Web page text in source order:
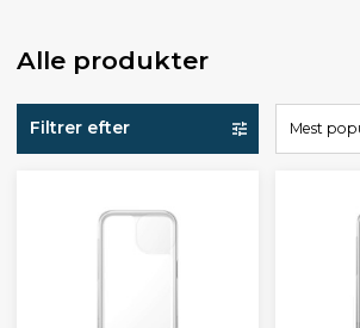
Alle produkter
Filtrer efter Mest